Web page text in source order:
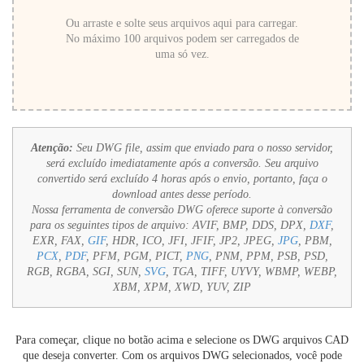
Ou arraste e solte seus arquivos aqui para carregar.
No máximo 100 arquivos podem ser carregados de
uma só vez.
Atenção: Seu DWG file, assim que enviado para o nosso servidor,
será excluído imediatamente após a conversão. Seu arquivo
convertido será excluído 4 horas após o envio, portanto, faça o
download antes desse período.
Nossa ferramenta de conversão DWG oferece suporte à conversão
para os seguintes tipos de arquivo:AVIF, BMP, DDS, DPX, DXF,
EXR, FAX, GIF, HDR, ICO, JFI, JFIF, JP2, JPEG, JPG, PBM,
PCX, PDF, PFM, PGM, PICT, PNG, PNM, PPM, PSB, PSD,
RGB, RGBA, SGI, SUN, SVG, TGA, TIFF, UYVY, WBMP, WEBP,
XBM, XPM, XWD, YUV, ZIP
Para começar, clique no botão acima e selecione os DWG arquivos CAD
que deseja converter. Com os arquivos DWG selecionados, você pode